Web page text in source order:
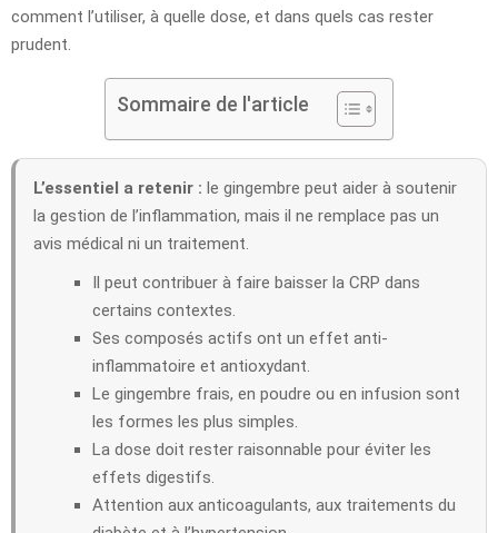
comment l’utiliser, à quelle dose, et dans quels cas rester
prudent.
Sommaire de l'article
L’essentiel a retenir : le gingembre peut aider à soutenir
la gestion de l’inflammation, mais il ne remplace pas un
avis médical ni un traitement.
Il peut contribuer à faire baisser la CRP dans
certains contextes.
Ses composés actifs ont un effet anti-
inflammatoire et antioxydant.
Le gingembre frais, en poudre ou en infusion sont
les formes les plus simples.
La dose doit rester raisonnable pour éviter les
effets digestifs.
Attention aux anticoagulants, aux traitements du